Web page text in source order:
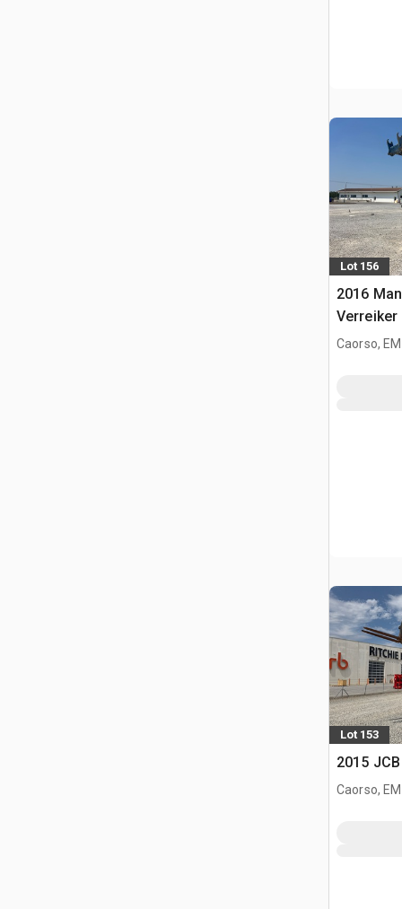
Lot 156
2016
Verreiker
Caorso,
Lot 153
2015
Caorso,